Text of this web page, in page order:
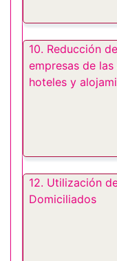
10. Reducción
empresas de
hoteles y
12. Utilización
Domiciliados